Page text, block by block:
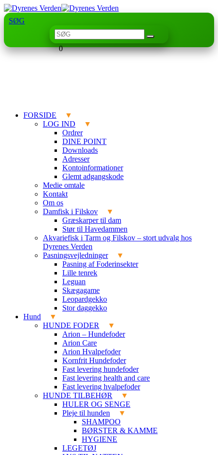
SØG
0
FORSIDE
LOG IND
Ordrer
DINE POINT
Downloads
Adresser
Kontoinformationer
Glemt adgangskode
Medie omtale
Kontakt
Om os
Damfisk i Filskov
Græskarper til dam
Stør til Havedammen
Akvariefisk i Tarm og Filskov – stort udvalg hos
Dyrenes Verden
Pasningsvejledninger
Pasning af Foderinsekter
Lille tenrek
Leguan
Skægagame
Leopardgekko
Stor daggekko
Hund
HUNDE FODER
Arion – Hundefoder
Arion Care
Arion Hvalpefoder
Kornfrit Hundefoder
Fast levering hundefoder
Fast levering health and care
Fast levering hvalpefoder
HUNDE TILBEHØR
HULER OG SENGE
Pleje til hunden
SHAMPOO
BØRSTER & KAMME
HYGIENE
LEGETØJ